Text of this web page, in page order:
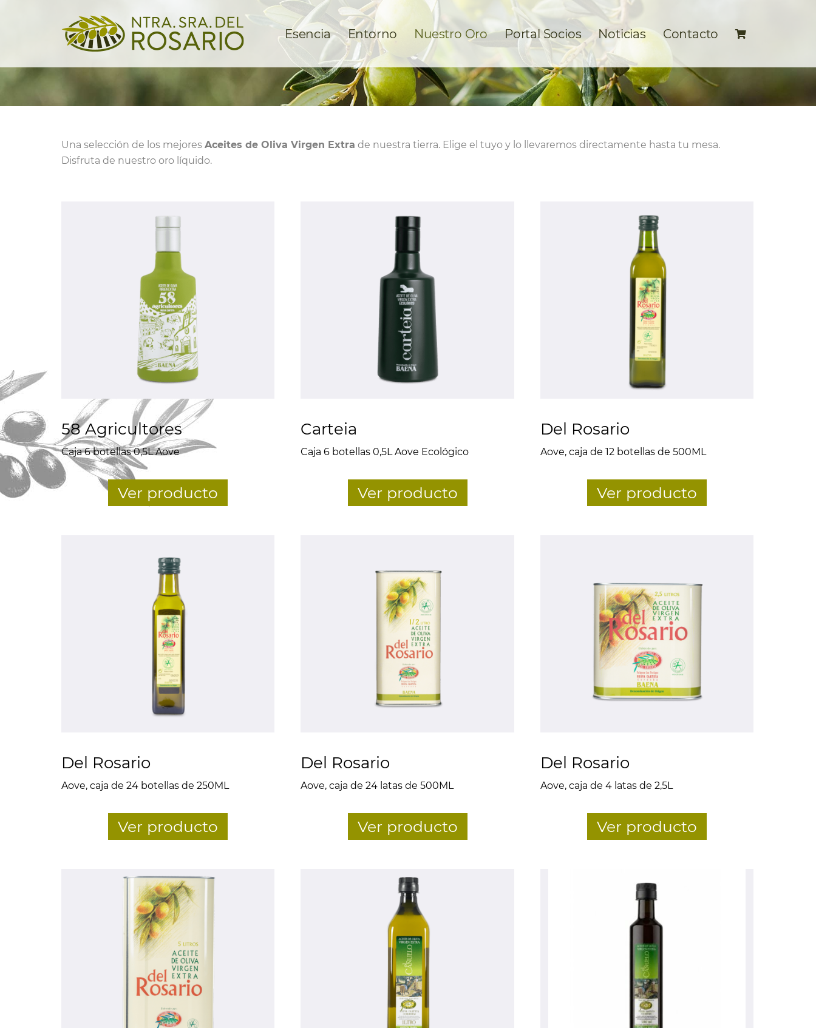
Esencia Entorno Nuestro Oro Portal Socios Noticias Contacto
Una selección de los mejores Aceites de Oliva Virgen Extra de nuestra tierra. Elige el tuyo y lo llevaremos directamente hasta tu mesa.
Disfruta de nuestro oro líquido.
58 Agricultores
Caja 6 botellas 0,5L Aove
Ver producto
Carteia
Caja 6 botellas 0,5L Aove Ecológico
Ver producto
Del Rosario
Aove, caja de 12 botellas de 500ML
Ver producto
Del Rosario
Aove, caja de 24 botellas de 250ML
Ver producto
Del Rosario
Aove, caja de 24 latas de 500ML
Ver producto
Del Rosario
Aove, caja de 4 latas de 2,5L
Ver producto